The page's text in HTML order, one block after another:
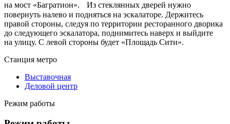
на мост «Багратион». Из стеклянных дверей нужно
повернуть налево и подняться на эскалаторе. Держитесь
правой стороны, следуя по территории ресторанного дворика
до следующего эскалатора, поднимитесь наверх и выйдите
на улицу. С левой стороны будет «Площадь Сити».
Станция метро
Выставочная
Деловой центр
Режим работы